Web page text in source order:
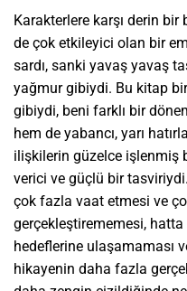
Karakterlere karşı derin
de çok etkileyici olan bir
sardı, sanki yavaş yavaş
yağmur gibiydi. Bu kitap
gibiydi, beni farklı bir
hem de yabancı, yarı
ilişkilerin güzelce işlenmiş
verici ve güçlü bir
çok fazla vaat etmesi ve
gerçekleştirememesi,
hedeflerine ulaşamaması
hikayenin daha fazla